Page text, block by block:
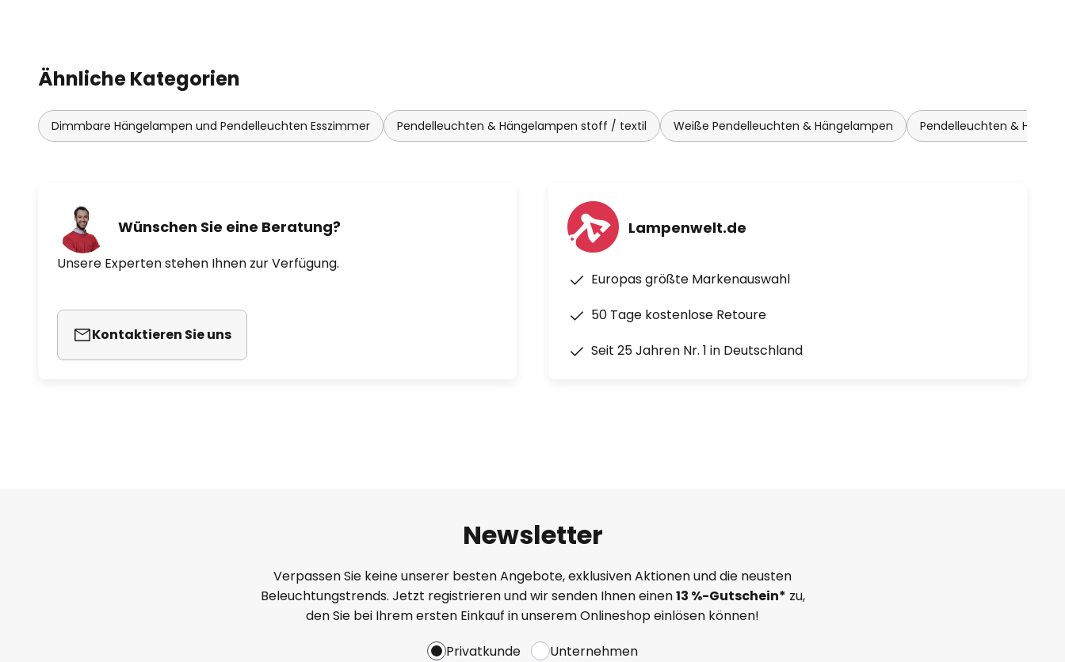
Ähnliche Kategorien
Dimmbare Hängelampen und Pendelleuchten Esszimmer Pendelleuchten & Hängelampen stoff / textil Weiße Pendelleuchten & Hängelampen Pendelleuchten &
Wünschen Sie eine Beratung?
Unsere Experten stehen Ihnen zur Verfügung.
Kontaktieren Sie uns
Lampenwelt.de
Europas größte Markenauswahl
50 Tage kostenlose Retoure
Seit 25 Jahren Nr. 1 in Deutschland
Newsletter
Verpassen Sie keine unserer besten Angebote, exklusiven Aktionen und die neusten
Beleuchtungstrends. Jetzt registrieren und wir senden Ihnen einen13 %-Gutschein* zu,
den Sie bei Ihrem ersten Einkauf in unserem Onlineshop einlösen können!
Privatkunde
Unternehmen